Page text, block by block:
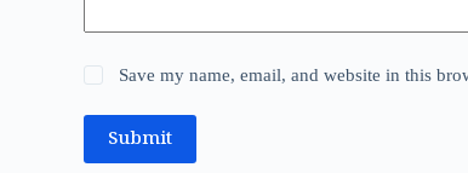
Save my name, email, and website in this
Submit